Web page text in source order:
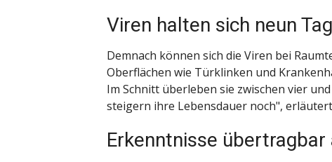
Viren halten sich neun
Demnach können sich die Viren bei
Oberflächen wie Türklinken und
Im Schnitt überleben sie zwischen vier
steigern ihre Lebensdauer noch",
Erkenntnisse